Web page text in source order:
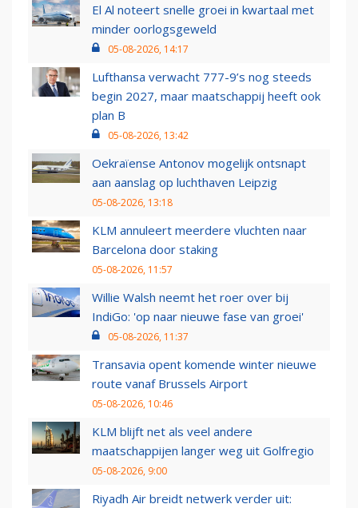
El Al noteert snelle groei in kwartaal met
minder oorlogsgeweld
05-08-2026, 14:17
Lufthansa verwacht 777-9’s nog steeds
begin 2027, maar maatschappij heeft ook
plan B
05-08-2026, 13:42
Oekraïense Antonov mogelijk ontsnapt
aan aanslag op luchthaven Leipzig
05-08-2026, 13:18
KLM annuleert meerdere vluchten naar
Barcelona door staking
05-08-2026, 11:57
Willie Walsh neemt het roer over bij
IndiGo: 'op naar nieuwe fase van groei'
05-08-2026, 11:37
Transavia opent komende winter nieuwe
route vanaf Brussels Airport
05-08-2026, 10:46
KLM blijft net als veel andere
maatschappijen langer weg uit Golfregio
05-08-2026, 9:00
Riyadh Air breidt netwerk verder uit: